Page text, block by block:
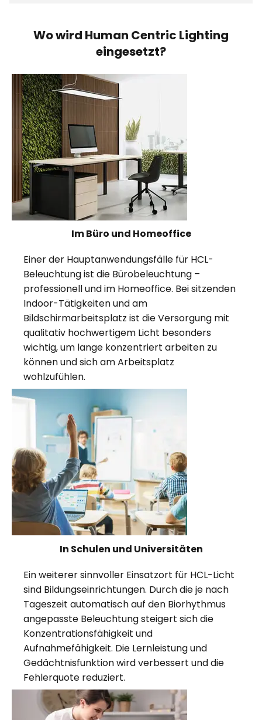
Wo wird Human Centric Lighting
eingesetzt?
Im Büro und Homeoffice
Einer der Hauptanwendungsfälle für HCL-
Beleuchtung ist die Bürobeleuchtung –
professionell und im Homeoffice. Bei sitzenden
Indoor-Tätigkeiten und am
Bildschirmarbeitsplatz ist die Versorgung mit
qualitativ hochwertigem Licht besonders
wichtig, um lange konzentriert arbeiten zu
können und sich am Arbeitsplatz
wohlzufühlen.
In Schulen und Universitäten
Ein weiterer sinnvoller Einsatzort für HCL-Licht
sind Bildungseinrichtungen. Durch die je nach
Tageszeit automatisch auf den Biorhythmus
angepasste Beleuchtung steigert sich die
Konzentrationsfähigkeit und
Aufnahmefähigkeit. Die Lernleistung und
Gedächtnisfunktion wird verbessert und die
Fehlerquote reduziert.